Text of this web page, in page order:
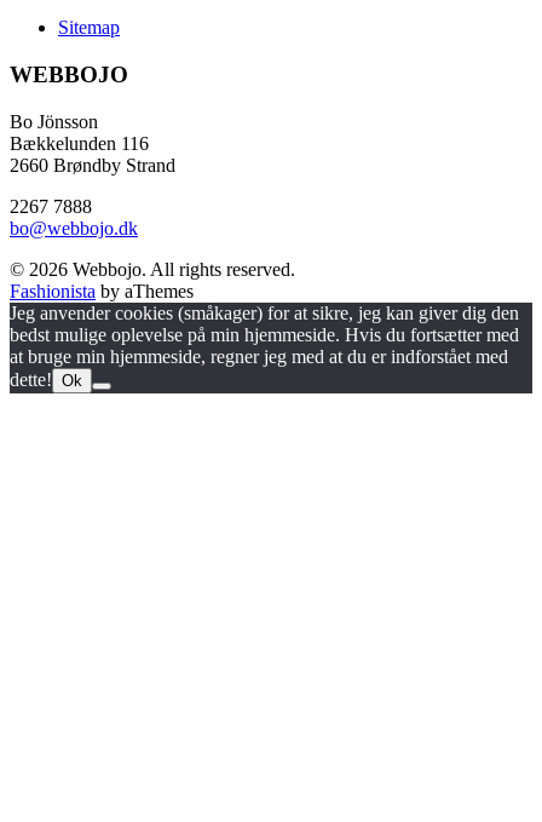
Sitemap
WEBBOJO
Bo Jönsson
Bækkelunden 116
2660 Brøndby Strand
2267 7888
bo@webbojo.dk
© 2026 Webbojo. All rights reserved.
Fashionista by aThemes
Jeg anvender cookies (småkager) for at sikre, jeg kan giver dig den
bedst mulige oplevelse på min hjemmeside. Hvis du fortsætter med
at bruge min hjemmeside, regner jeg med at du er indforstået med
dette! Ok